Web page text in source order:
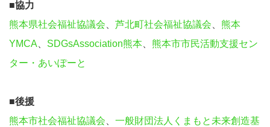
■協⼒
熊本県社会福祉協議会
芦北町社会福祉協議会
熊本
YMCA
SDGsAssociation熊本
熊本市市⺠活動⽀援セン
ター・あいぽーと
■後援
熊本市社会福祉協議会
⼀般財団法⼈くまもと未来創造基